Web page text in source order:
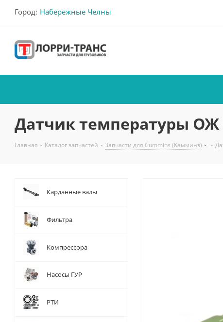
Город: Набережные Челны
Датчик температуры ОЖ
Главная - Каталог запчастей - Запчасти для Cummins (Камминз) -
Карданные валы
Фильтра
Компрессора
Насосы ГУР
РТИ